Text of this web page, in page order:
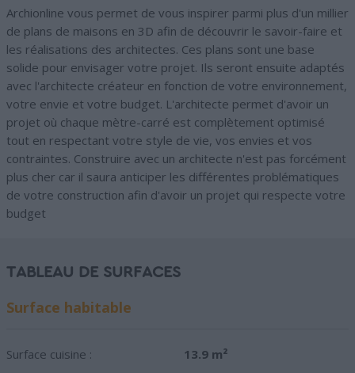
Archionline vous permet de vous inspirer parmi plus d'un millier
de plans de maisons en 3D afin de découvrir le savoir-faire et
les réalisations des architectes. Ces plans sont une base
solide pour envisager votre projet. Ils seront ensuite adaptés
avec l'architecte créateur en fonction de votre environnement,
votre envie et votre budget. L'architecte permet d'avoir un
projet où chaque mètre-carré est complètement optimisé
tout en respectant votre style de vie, vos envies et vos
contraintes. Construire avec un architecte n'est pas forcément
plus cher car il saura anticiper les différentes problématiques
de votre construction afin d'avoir un projet qui respecte votre
budget
TABLEAU DE SURFACES
Surface habitable
Surface cuisine :
13.9 m²